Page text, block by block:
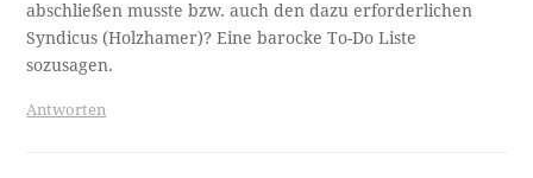
abschließen musste bzw. auch den dazu erforderlichen
Syndicus (Holzhamer)? Eine barocke To-Do Liste
sozusagen.
Antworten